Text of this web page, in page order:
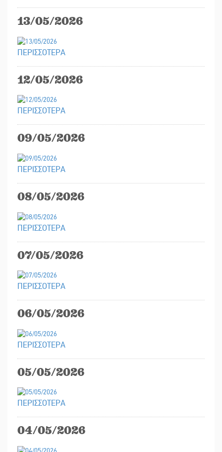
13/05/2026
ΠΕΡΙΣΣΟΤΕΡΑ
12/05/2026
ΠΕΡΙΣΣΟΤΕΡΑ
09/05/2026
ΠΕΡΙΣΣΟΤΕΡΑ
08/05/2026
ΠΕΡΙΣΣΟΤΕΡΑ
07/05/2026
ΠΕΡΙΣΣΟΤΕΡΑ
06/05/2026
ΠΕΡΙΣΣΟΤΕΡΑ
05/05/2026
ΠΕΡΙΣΣΟΤΕΡΑ
04/05/2026